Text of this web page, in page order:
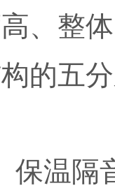
、整
的五
保温隔